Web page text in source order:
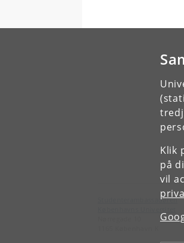
Klik
på
vil
Studenterambassadøren